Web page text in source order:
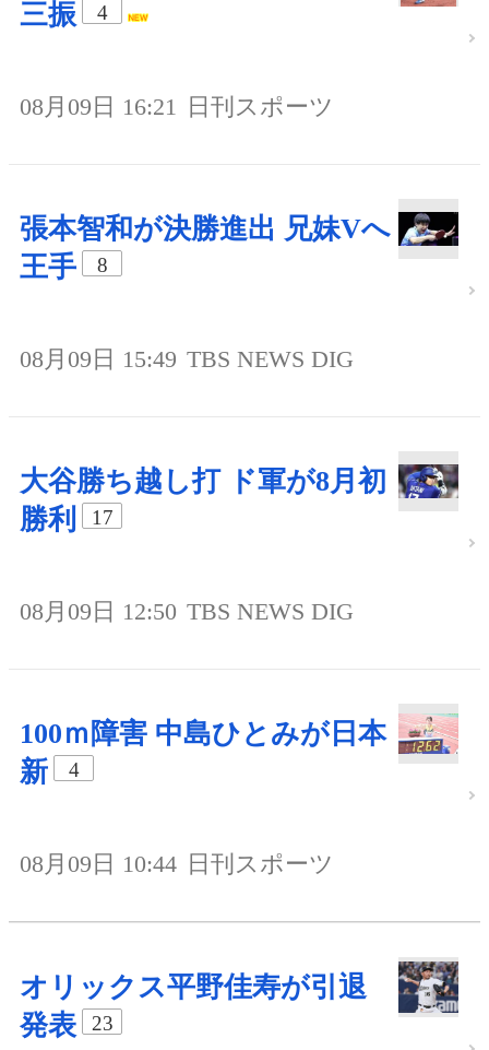
三振
4
08月09日 16:21 日刊スポーツ
張本智和が決勝進出 兄妹Vへ
王手
8
08月09日 15:49 TBS NEWS DIG
大谷勝ち越し打 ド軍が8月初
勝利
17
08月09日 12:50 TBS NEWS DIG
100ｍ障害 中島ひとみが日本
新
4
08月09日 10:44 日刊スポーツ
オリックス平野佳寿が引退
発表
23